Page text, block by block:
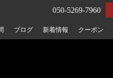
050-5269-7960
ブログ 新着情報 クーポン